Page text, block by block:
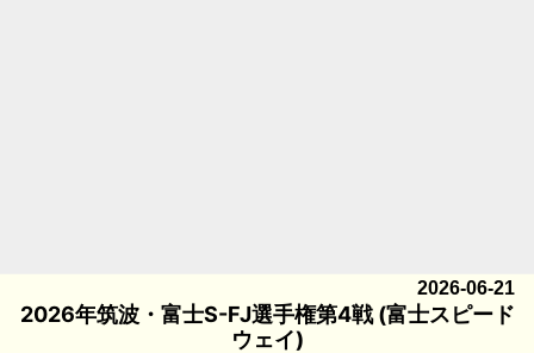
2026-06-21
2026年筑波・富士S-FJ選手権第4戦 (富士スピード
ウェイ)